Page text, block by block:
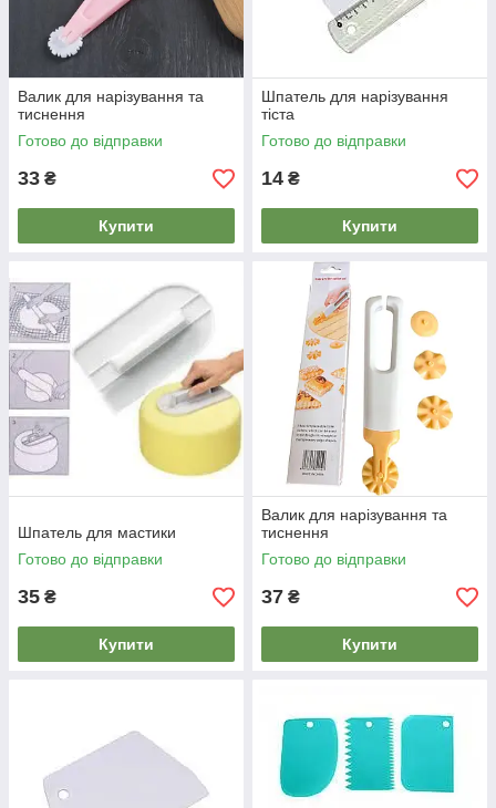
Валик для нарізування та
тиснення
Готово до відправки
33 ₴
Купити
Шпатель для нарізування
тіста
Готово до відправки
14 ₴
Купити
Шпатель для мастики
Готово до відправки
35 ₴
Купити
Валик для нарізування та
тиснення
Готово до відправки
37 ₴
Купити